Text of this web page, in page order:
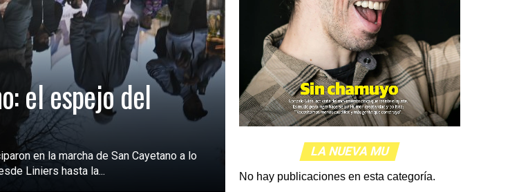
el espejo del
en la marcha de San Cayetano a lo
Liniers hasta la...
LA NUEVA MU
No hay publicaciones en esta categoría.